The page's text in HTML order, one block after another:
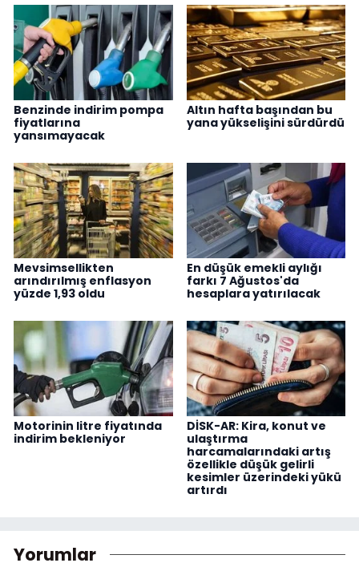
Benzinde indirim pompa
fiyatlarına
yansımayacak
Altın hafta başından bu
yana yükselişini sürdürdü
Mevsimsellikten
arındırılmış enflasyon
yüzde 1,93 oldu
En düşük emekli aylığı
farkı 7 Ağustos'da
hesaplara yatırılacak
Motorinin litre fiyatında
indirim bekleniyor
DİSK-AR: Kira, konut ve
ulaştırma
harcamalarındaki artış
özellikle düşük gelirli
kesimler üzerindeki yükü
artırdı
Yorumlar